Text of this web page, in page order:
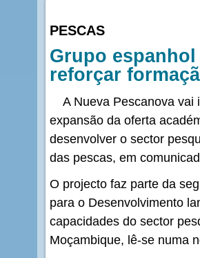
PESCAS
Grupo
reforçar
A Nueva Pescanova vai
expansão da oferta
desenvolver o sector
das pescas, em
O projecto faz parte da
para o Desenvolvimento
capacidades do sector
Moçambique, lê-se numa